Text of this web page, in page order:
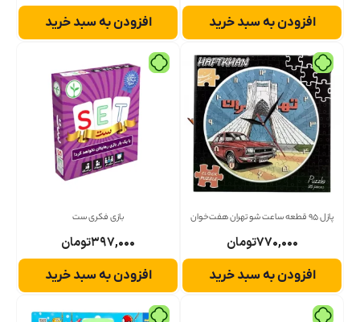
افزودن به سبد خرید افزودن به سبد خرید
۷۷۰,۰۰۰تومان
افزودن به سبد خرید
بازی فکری ست
۳۹۷,۰۰۰تومان
افزودن به سبد خرید